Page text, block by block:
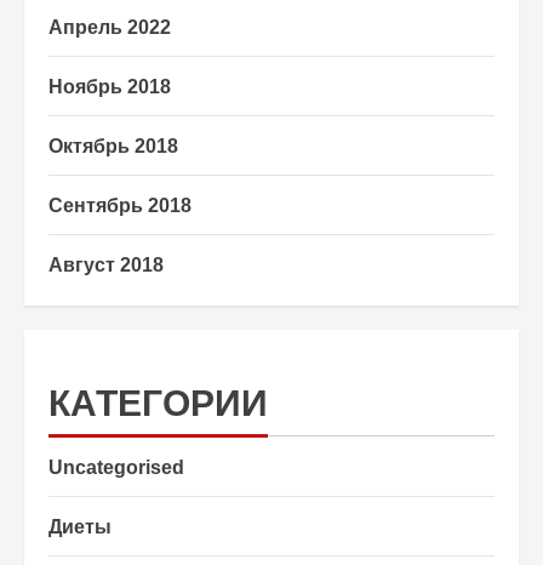
Апрель 2022
Ноябрь 2018
Октябрь 2018
Сентябрь 2018
Август 2018
КАТЕГОРИИ
Uncategorised
Диеты